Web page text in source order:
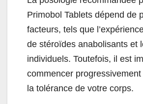
Primobol Tablets dépend de
facteurs, tels que
de stéroïdes anabolisants et
individuels. Toutefois, il est
commencer
la tolérance de votre corps.